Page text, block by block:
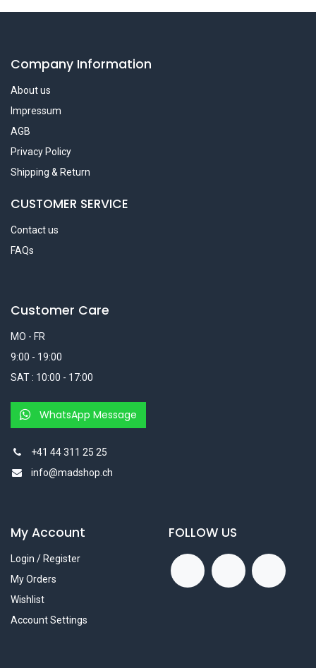
Company Information
About us
Impressum
AGB
Privacy Policy
Shipping & Return
CUSTOMER SERVICE
Contact us
FAQs
Customer Care
MO - FR
9:00 - 19:00
SAT : 10:00 - 17:00
WhatsApp Message
+41 44 311 25 25
info@madshop.ch
My Account
Login / Register
My Orders
Wishlist
Account Settings
FOLLOW US